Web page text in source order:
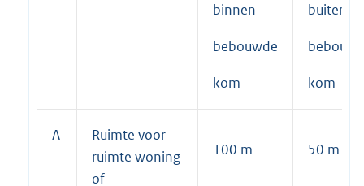
binnen
bebouwde
kom
buiten
kom
A
Ruimte voor
ruimte woning
of
100 m 50 m